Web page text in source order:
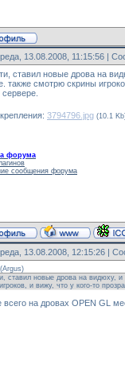
13.08.2008, 11:15:56 |
ставил новые дрова на
также смотрю скрины
3794796.jpg (10.1
форума
сообщения форума
13.08.2008, 12:15:26 |
(Argus)
ставил новые дрова на видюху,
и вижу, что у кого-то
всего на дровах OPEN GL